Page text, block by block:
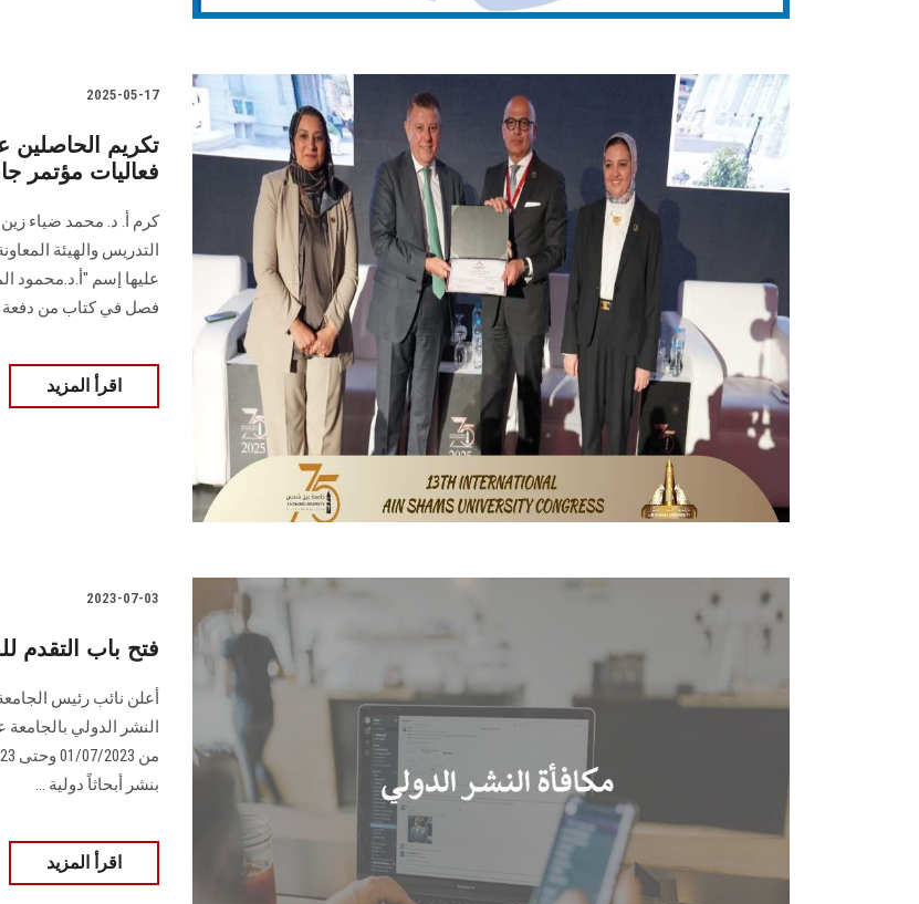
2025-05-17
فعاليات مؤتمر
فصل في كتاب من دفعة
اقرأ المزيد
2023-07-03
فتح باب التقدم للدفعة (33)
أعلن نائب رئيس
بنشر أبحاثاً دولية ...
اقرأ المزيد